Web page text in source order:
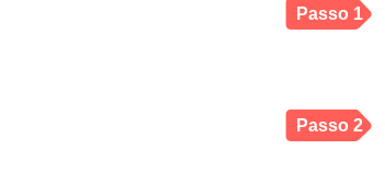
Passo 1
Passo 2